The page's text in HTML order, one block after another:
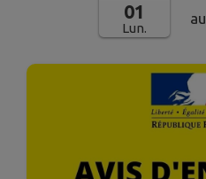
01
Lun.
au